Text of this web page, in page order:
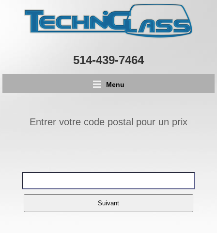
514-439-7464
Menu
Entrer votre code postal pour un prix